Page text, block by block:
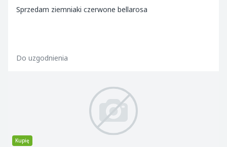
Sprzedam ziemniaki czerwone bellarosa
Do uzgodnienia
Kupię